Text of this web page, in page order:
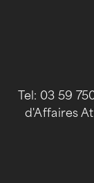
Tel: 03 59
d'Affaires